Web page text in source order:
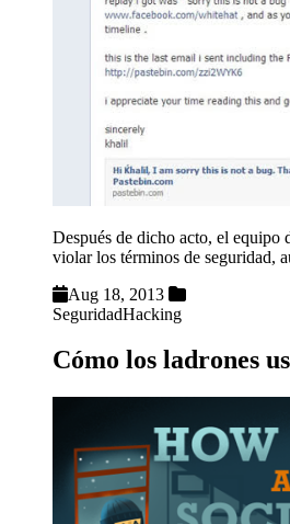
Después de dicho acto, el equipo
violar los términos de seguridad,
Aug 18, 2013
SeguridadHacking
Cómo los ladrones